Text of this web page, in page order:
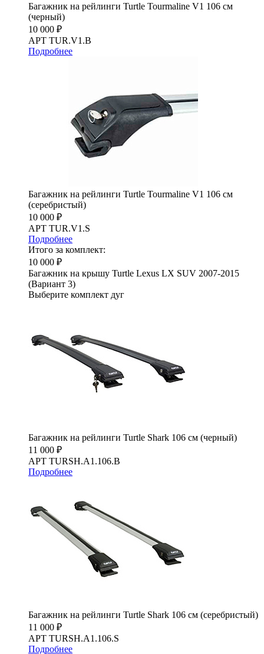
Багажник на рейлинги Turtle Tourmaline V1 106 см
(черный)
10 000 ₽
АРТ TUR.V1.B
Подробнее
Багажник на рейлинги Turtle Tourmaline V1 106 см
(серебристый)
10 000 ₽
АРТ TUR.V1.S
Подробнее
Итого за комплект:
10 000 ₽
Багажник на крышу Turtle Lexus LX SUV 2007-2015
(Вариант 3)
Выберите комплект дуг
Багажник на рейлинги Turtle Shark 106 см (черный)
11 000 ₽
АРТ TURSH.A1.106.B
Подробнее
Багажник на рейлинги Turtle Shark 106 см (серебристый)
11 000 ₽
АРТ TURSH.A1.106.S
Подробнее